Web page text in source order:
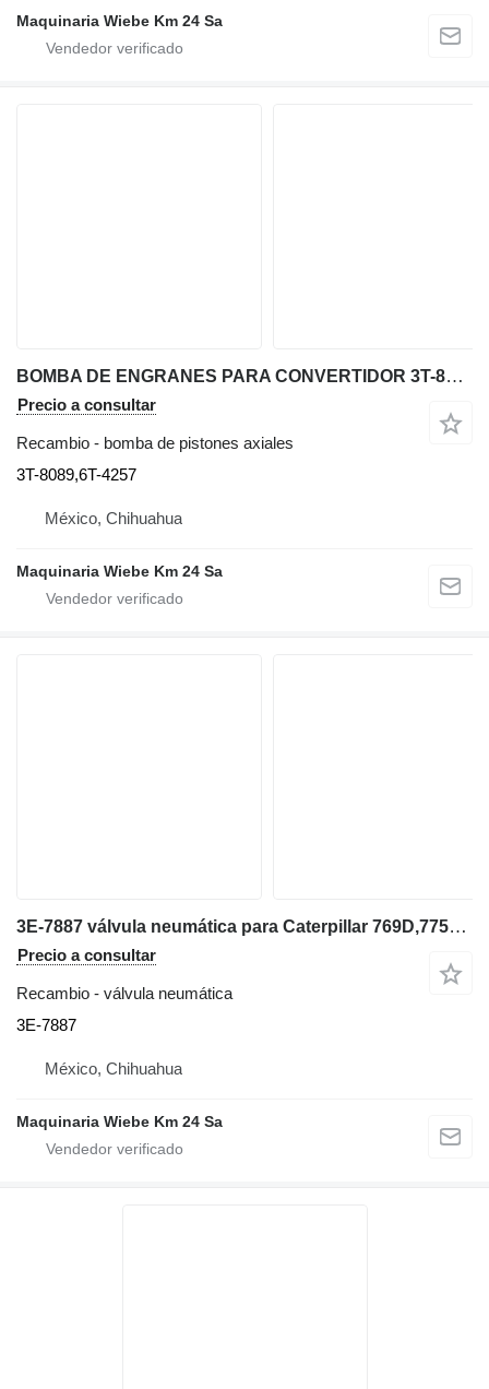
Maquinaria Wiebe Km 24 Sa
BOMBA DE ENGRANES PARA CONVERTIDOR 3T-8089,6T-4257 bomba de pistones axiales para Caterpillar 777D, 777F, 785C volquete rígido
Precio a consultar
Recambio - bomba de pistones axiales
3T-8089,6T-4257
México, Chihuahua
Maquinaria Wiebe Km 24 Sa
3E-7887 válvula neumática para Caterpillar 769D,775E,777D,793C volquete rígido
Precio a consultar
Recambio - válvula neumática
3E-7887
México, Chihuahua
Maquinaria Wiebe Km 24 Sa